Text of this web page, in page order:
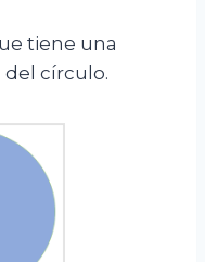
tiene una
del círculo.